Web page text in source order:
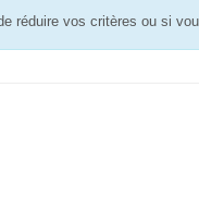
réduire vos critères ou si